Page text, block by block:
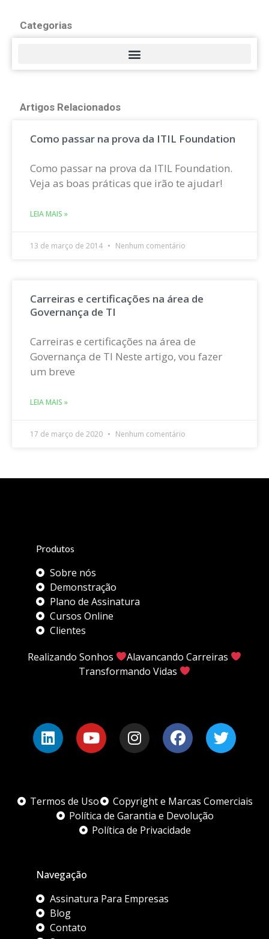
Categorias
Artigos Relacionados
Como passar na prova da ITIL Foundation
Como passar na prova da ITIL Foundation.
Veja as boas práticas que irão te ajudar!
LEIA MAIS »
13 de março de 2014 Nenhum comentário
Carreiras e certificações na área de
Governança de TI
Carreiras e certificações na área de
Governança de TI Neste artigo, vou fazer
um breve
LEIA MAIS »
17 de março de 2020 Nenhum comentário
Produtos
Sobre nós
Demonstração
Plano de Assinatura
Cursos Online
Clientes
Realizando Sonhos
Alavancando Carreiras
Transformando Vidas
Termos de Uso
Copyright e Marcas Comerciais
Política de Garantia e Devolução
Política de Privacidade
Navegação
Assinatura Para Empresas
Blog
Contato